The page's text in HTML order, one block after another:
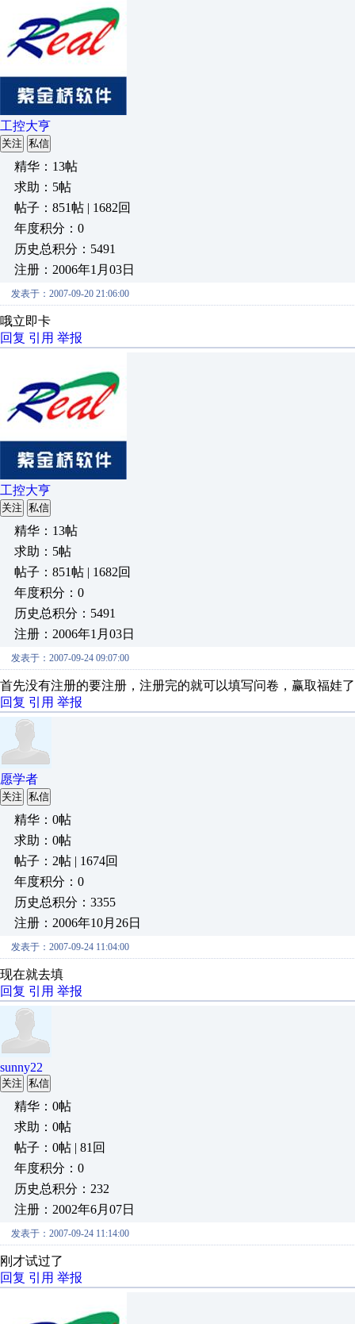
工控大亨
关注 私信
精华：13帖
求助：5帖
帖子：851帖 | 1682回
年度积分：0
历史总积分：5491
注册：2006年1月03日
发表于：2007-09-20 21:06:00
哦立即卡
回复 引用 举报
工控大亨
关注 私信
精华：13帖
求助：5帖
帖子：851帖 | 1682回
年度积分：0
历史总积分：5491
注册：2006年1月03日
发表于：2007-09-24 09:07:00
首先没有注册的要注册，注册完的就可以填写问卷，赢取福娃了
回复 引用 举报
愿学者
关注 私信
精华：0帖
求助：0帖
帖子：2帖 | 1674回
年度积分：0
历史总积分：3355
注册：2006年10月26日
发表于：2007-09-24 11:04:00
现在就去填
回复 引用 举报
sunny22
关注 私信
精华：0帖
求助：0帖
帖子：0帖 | 81回
年度积分：0
历史总积分：232
注册：2002年6月07日
发表于：2007-09-24 11:14:00
刚才试过了
回复 引用 举报